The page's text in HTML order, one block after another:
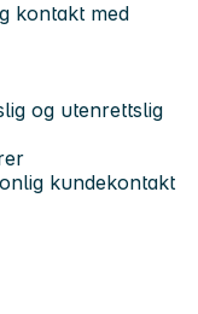
kontakt med
og utenrettslig
kundekontakt